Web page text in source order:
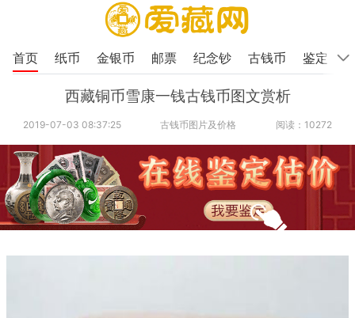
首页 纸币 金银币 邮票 纪念钞 古钱币 鉴定
西藏铜币雪康一钱古钱币图文赏析
2019-07-03 08:37:25 古钱币图片及价格 阅读：10272